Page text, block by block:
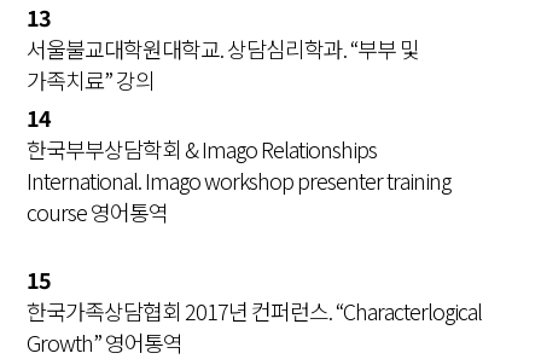
13
서울불교대학원대학교. 상담심리학과. “부부 및
가족치료” 강의
14
한국부부상담학회 & Imago Relationships
International. Imago workshop presenter training
course 영어통역
15
한국가족상담협회 2017년 컨퍼런스. “Characterlogical
Growth” 영어통역